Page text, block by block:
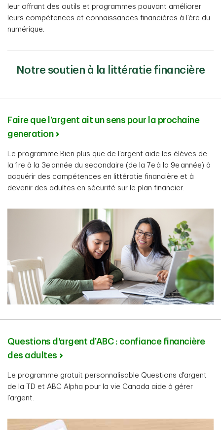
leur offrant des outils et programmes pouvant améliorer
leurs compétences et connaissances financières à l’ère du
numérique.
Notre soutien à la littératie financière
Faire que l’argent ait un sens pour la prochaine
generation
Le programme Bien plus que de l’argent aide les élèves de
la 1re à la 3e année du secondaire (de la 7e à la 9e année) à
acquérir des compétences en littératie financière et à
devenir des adultes en sécurité sur le plan financier.
Questions d'argent d’ABC : confiance financière
des adultes
Le programme gratuit personnalisable Questions d'argent
de la TD et ABC Alpha pour la vie Canada aide à gérer
l’argent.